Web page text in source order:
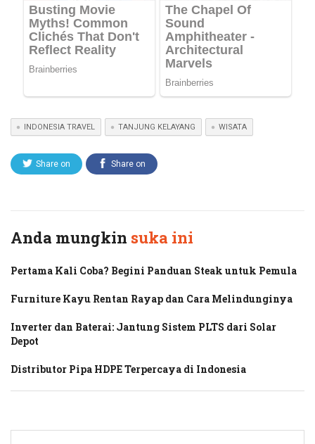
INDONESIA TRAVEL TANJUNG KELAYANG WISATA
Share on Share on
Anda mungkin suka ini
Pertama Kali Coba? Begini Panduan Steak untuk Pemula
Furniture Kayu Rentan Rayap dan Cara Melindunginya
Inverter dan Baterai: Jantung Sistem PLTS dari Solar
Depot
Distributor Pipa HDPE Terpercaya di Indonesia